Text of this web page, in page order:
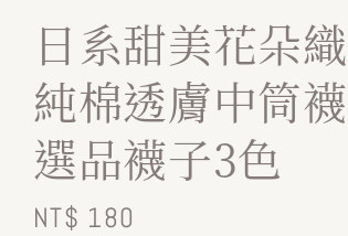
日系甜美花朵
純棉透膚中筒
選品襪子3色
Regular
NT$ 180